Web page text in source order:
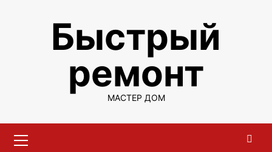
содержимомуБыстрый
ремонт
МАСТЕР ДОМ
меню